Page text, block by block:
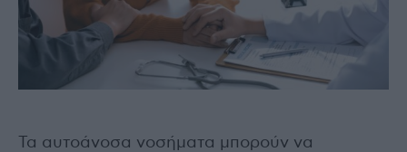
Τα αυτοάνοσα νοσήματα μπορούν να